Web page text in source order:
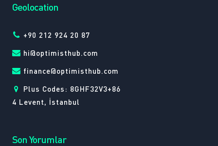
Geolocation
+90 212 924 20 87
hi@optimisthub.com
finance@optimisthub.com
Plus Codes: 8GHF32V3+86
4 Levent, İstanbul
Son Yorumlar